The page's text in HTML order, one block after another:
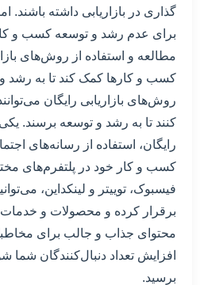
گذاری در بازاریابی داشته
برای عدم رشد و توسعه کسب و کار
مطالعه و استفاده از روش‌های
کسب و کارها کمک کند تا به رشد
روش‌های بازاریابی رایگان
کنند تا به رشد و توسعه برسند.
رایگان، استفاده از رسانه‌های
کسب و کار خود در پلتفرم‌های
فیسبوک، توییتر و لینکداین،
برقرار کرده و محصولات و خدمات
محتوای جذاب و جالب برای
افزایش تعداد دنبال‌کنندگان شما
برسید.